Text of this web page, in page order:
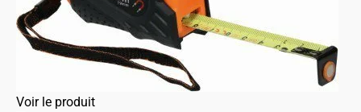
Voir le produit